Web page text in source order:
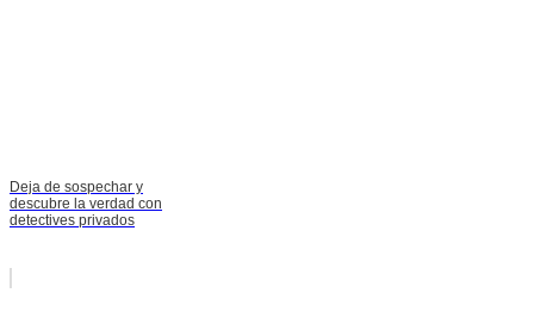
Deja de sospechar y
descubre la verdad con
detectives privados